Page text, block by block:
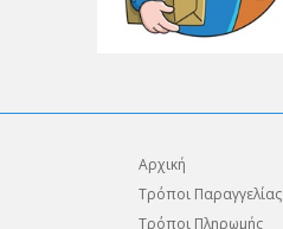
Αρχική
Τρόποι Παραγγελίας
Τρόποι Πληρωμής